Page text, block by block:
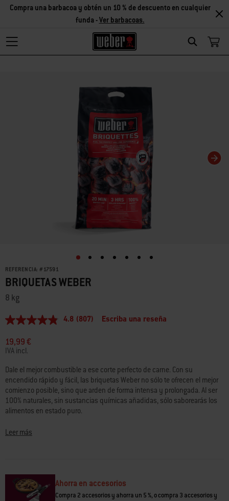
Search
Compra una barbacoa y obtén un 10 % de descuento en cualquier
funda -Ver barbacoas.
REFERENCIA: # 17591
BRIQUETAS WEBER
8 kg
4.8
5
estrellas,
valor
medio
de
valoración.
Read
807
Reviews.
Enlace
la
misma
4.8 (807) Escriba una reseña
19,99 €
IVA incl.
Dale el mejor combustible a ese corte perfecto de carne. Con su
encendido rápido y fácil, las briquetas Weber no sólo te ofrecen el mejor
comienzo posible, sino que arden de forma intensa y prolongada. Al ser
100% naturales, sin sustancias químicas añadidas, sólo saborearás los
alimentos en estado puro.
• Elaborados en la Unión Europea a partir de madera obtenida de forma
Leer más
Ahorra en accesorios
Compra 2 accesorios y ahorra un 5 %, o compra 3 accesorios y